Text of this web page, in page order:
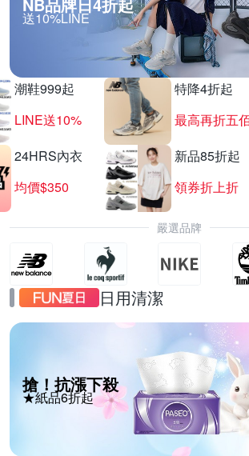
送10%LINE
潮鞋999起
LINE送10%
特降4折起
最高再折五
24HRS內衣
均價$350
新品85折起
領券折上折
嚴選品牌
日用清潔
搶！抗漲下殺
★紙品6折起